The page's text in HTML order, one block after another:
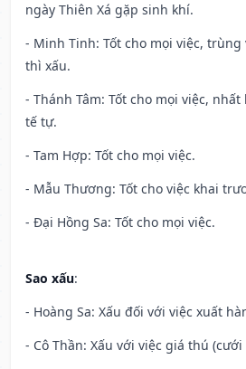
ngày Thiên Xá gặp sinh khí.
- Minh Tinh: Tốt cho mọi việc, trùng
thì xấu.
- Thánh Tâm: Tốt cho mọi việc,
tế tự.
- Tam Hợp: Tốt cho mọi việc.
- Mẫu Thương: Tốt cho việc khai
- Đại Hồng Sa: Tốt cho mọi việc.
Sao xấu:
- Hoàng Sa: Xấu đối với việc xuất
- Cô Thần: Xấu với việc giá thú (cưới